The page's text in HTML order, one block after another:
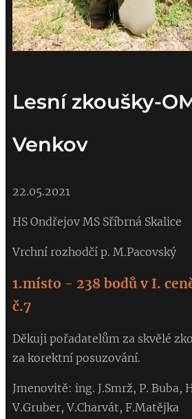
Lesní zkoušky-
Venkov
22.05.2021
HS Ondřejov MS Sříbrná Skalice
Vrchní rozhodčí p. M.Pacovský
1.místo - 238 bodů v I.
č.7
Děkuji pořadatelům za skvělé
za korektní posuzování.
Jmenovitě: ing. J.Smrž, P. Buba,
V.Gruber, V.Charvát, F.Matějka